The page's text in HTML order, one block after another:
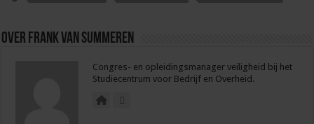
Over Frank van Summeren
Congres- en opleidingsmanager veiligheid bij het
Studiecentrum voor Bedrijf en Overheid.